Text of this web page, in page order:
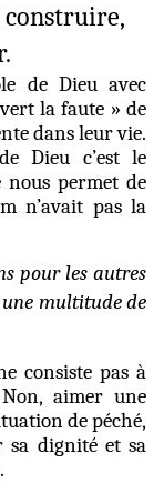
construire,
de Dieu avec
la faute » de
dans leur vie.
Dieu c’est le
nous permet de
n’avait pas la
pour les autres
multitude de
consiste pas à
aimer une
de péché,
sa dignité et sa